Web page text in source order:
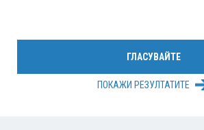
ПОКАЖИ РЕЗУЛТАТИТЕ